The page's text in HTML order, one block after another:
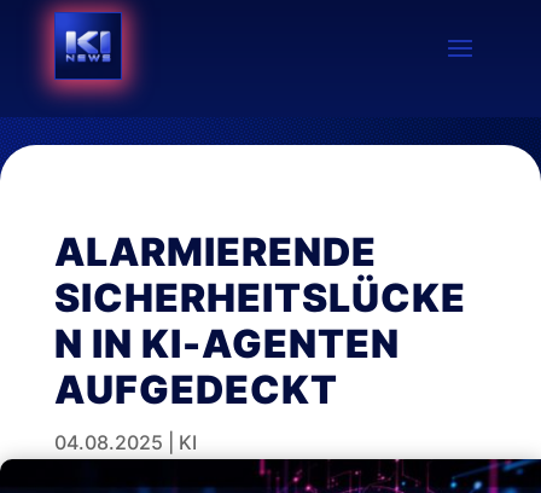
ALARMIERENDE
SICHERHEITSLÜCKE
N IN KI-AGENTEN
AUFGEDECKT
04.08.2025 KI